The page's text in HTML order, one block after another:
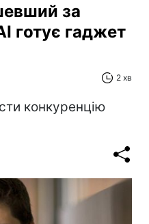
за
готує гаджет
2 хв
конкуренцію